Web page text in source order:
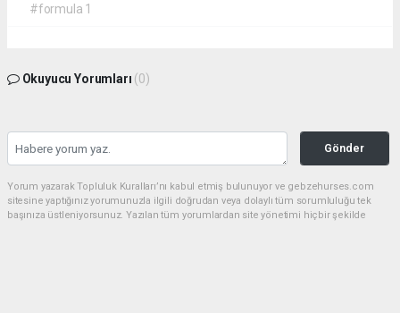
#formula 1
Okuyucu Yorumları (0)
Gönder
Yorum yazarak Topluluk Kuralları’nı kabul etmiş bulunuyor ve gebzehurses.com
sitesine yaptığınız yorumunuzla ilgili doğrudan veya dolaylı tüm sorumluluğu tek
başınıza üstleniyorsunuz. Yazılan tüm yorumlardan site yönetimi hiçbir şekilde